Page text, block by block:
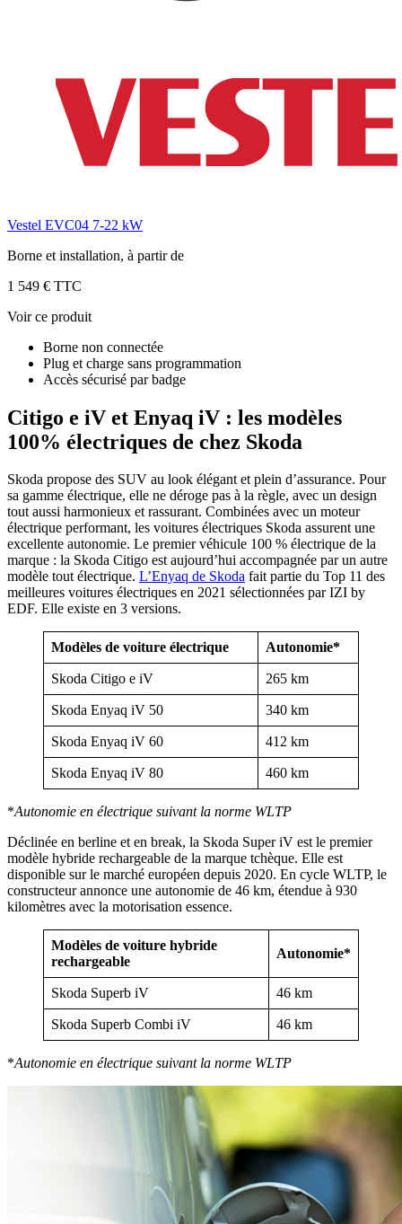
Vestel EVC04 7-22 kW
Borne et installation, à partir de
1 549 € TTC
Voir ce produit
Borne non connectée
Plug et charge sans programmation
Accès sécurisé par badge
Citigo e iV et Enyaq iV : les modèles
100% électriques de chez Skoda
Skoda propose des SUV au look élégant et plein d’assurance. Pour
sa gamme électrique, elle ne déroge pas à la règle, avec un design
tout aussi harmonieux et rassurant. Combinées avec un moteur
électrique performant, les voitures électriques Skoda assurent une
excellente autonomie. Le premier véhicule 100 % électrique de la
marque : la Skoda Citigo est aujourd’hui accompagnée par un autre
modèle tout électrique. L’Enyaq de Skoda fait partie du Top 11 des
meilleures voitures électriques en 2021 sélectionnées par IZI by
EDF. Elle existe en 3 versions.
Modèles de voiture électrique Autonomie*
Skoda Citigo e iV 265 km
Skoda Enyaq iV 50 340 km
Skoda Enyaq iV 60 412 km
Skoda Enyaq iV 80 460 km
*Autonomie en électrique suivant la norme WLTP
Déclinée en berline et en break, la Skoda Super iV est le premier
modèle hybride rechargeable de la marque tchèque. Elle est
disponible sur le marché européen depuis 2020. En cycle WLTP, le
constructeur annonce une autonomie de 46 km, étendue à 930
kilomètres avec la motorisation essence.
Modèles de voiture hybride
rechargeable
Autonomie*
Skoda Superb iV 46 km
Skoda Superb Combi iV 46 km
*Autonomie en électrique suivant la norme WLTP